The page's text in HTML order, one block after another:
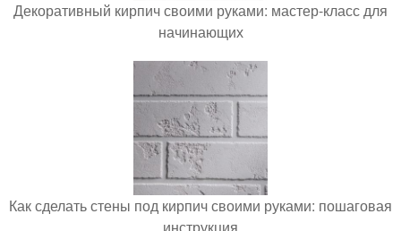
Декоративный кирпич своими руками: мастер-класс для
начинающих
Как сделать стены под кирпич своими руками: пошаговая